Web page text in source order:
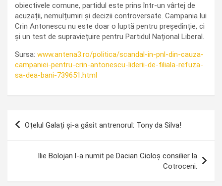
obiectivele comune, partidul este prins într-un vârtej de
acuzații, nemulțumiri și decizii controversate. Campania lui
Crin Antonescu nu este doar o luptă pentru președinție, ci
și un test de supraviețuire pentru Partidul Național Liberal.
Sursa: www.antena3.ro/politica/scandal-in-pnl-din-cauza-
campaniei-pentru-crin-antonescu-liderii-de-filiala-refuza-
sa-dea-bani-739651.html
Navigare
Oțelul Galați și-a găsit antrenorul: Tony da Silva!
Ilie Bolojan l-a numit pe Dacian Cioloș consilier la
Cotroceni.